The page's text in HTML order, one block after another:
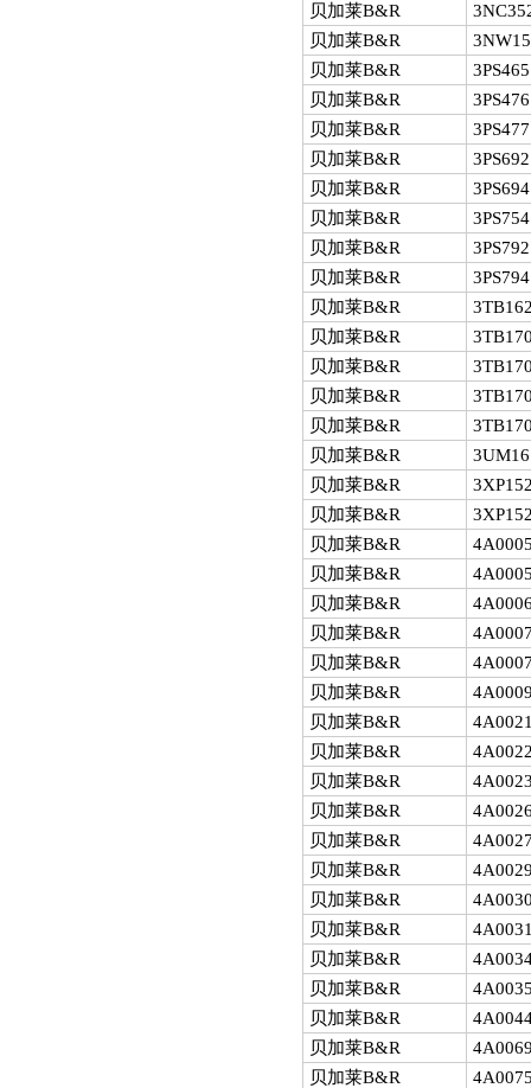
贝加莱B&R
贝加莱B&R
贝加莱B&R
贝加莱B&R
贝加莱B&R
贝加莱B&R
贝加莱B&R
贝加莱B&R
贝加莱B&R
贝加莱B&R
贝加莱B&R
贝加莱B&R
贝加莱B&R
贝加莱B&R
贝加莱B&R
贝加莱B&R
贝加莱B&R
贝加莱B&R
贝加莱B&R
贝加莱B&R
贝加莱B&R
贝加莱B&R
贝加莱B&R
贝加莱B&R
贝加莱B&R
贝加莱B&R
贝加莱B&R
贝加莱B&R
贝加莱B&R
贝加莱B&R
贝加莱B&R
贝加莱B&R
贝加莱B&R
贝加莱B&R
贝加莱B&R
贝加莱B&R
贝加莱B&R